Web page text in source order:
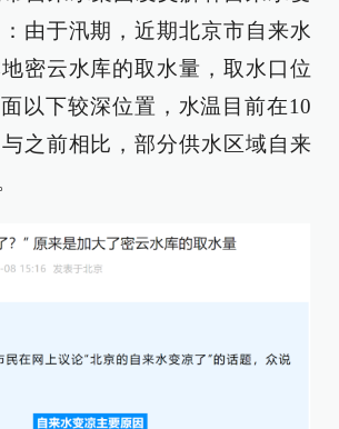
由于汛期，近期北京市自来水
密云水库的取水量，取水口位
以下较深位置，水温目前在10
之前相比，部分供水区域自来